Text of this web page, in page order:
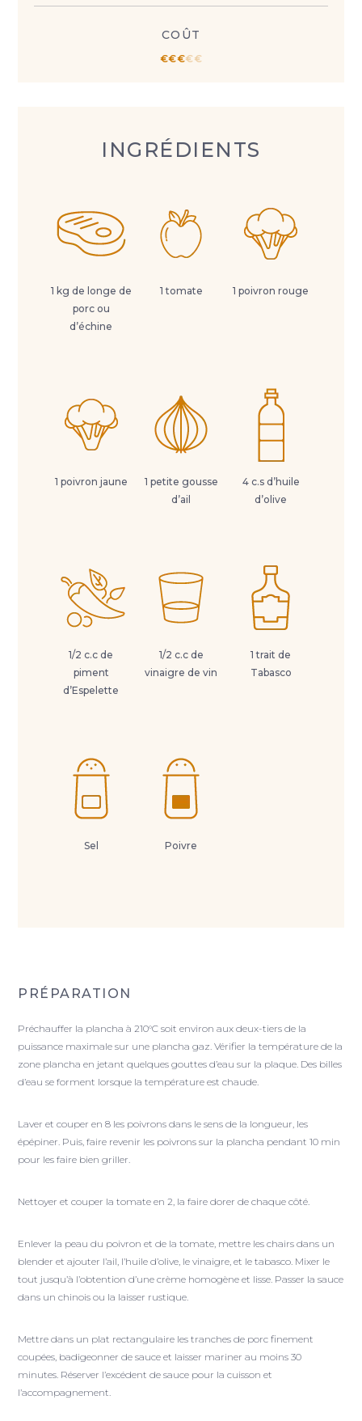
COÛT
€€€€€
INGRÉDIENTS
1 kg de longe de
porc ou
d’échine
1 tomate 1 poivron rouge
1 poivron jaune
1 petite gousse
d’ail
4 c.s d’huile
d’olive
1/2 c.c de
piment
d’Espelette
1/2 c.c de
vinaigre de vin
1 trait de
Tabasco
Sel Poivre
PRÉPARATION
Préchauffer la plancha à 210°C soit environ aux deux-tiers de la
puissance maximale sur une plancha gaz. Vérifier la température de la
zone plancha en jetant quelques gouttes d’eau sur la plaque. Des billes
d’eau se forment lorsque la température est chaude.
Laver et couper en 8 les poivrons dans le sens de la longueur, les
épépiner. Puis, faire revenir les poivrons sur la plancha pendant 10 min
pour les faire bien griller.
Nettoyer et couper la tomate en 2, la faire dorer de chaque côté.
Enlever la peau du poivron et de la tomate, mettre les chairs dans un
blender et ajouter l’ail, l’huile d’olive, le vinaigre, et le tabasco. Mixer le
tout jusqu’à l’obtention d’une crème homogène et lisse. Passer la sauce
dans un chinois ou la laisser rustique.
Mettre dans un plat rectangulaire les tranches de porc finement
coupées, badigeonner de sauce et laisser mariner au moins 30
minutes. Réserver l’excédent de sauce pour la cuisson et
l’accompagnement.